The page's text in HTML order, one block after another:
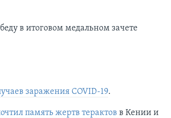
в итоговом медальном зачете
заражения COVID-19.
память жертв терактов в Кении и